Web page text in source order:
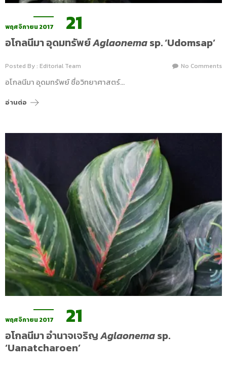
พฤศจิกายน 2017 21
อโกลนีมา อุดมทรัพย์Aglaonemasp. ‘Udomsap’
Posted By : Editorial Team No Comments
อโกลนีมา อุดมทรัพย์ ชื่อวิทยาศาสตร์…
อ่านต่อ
พฤศจิกายน 2017 21
อโกลนีมา อำนาจเจริญAglaonemasp.
‘Uanatcharoen’